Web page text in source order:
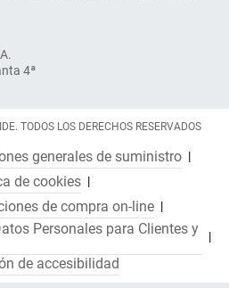
4ª
TODOS LOS DERECHOS RESERVADOS
generales de suministro
de cookies
de compra on-line
Personales para Clientes y
de accesibilidad